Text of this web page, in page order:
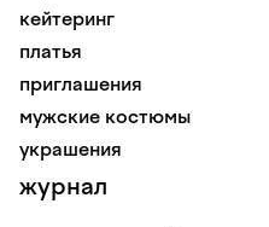
кейтеринг
платья
приглашения
мужские костюмы
украшения
журнал